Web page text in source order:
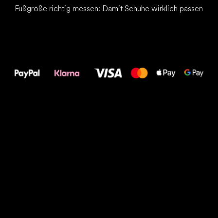
Fußgröße richtig messen: Damit Schuhe wirklich passen